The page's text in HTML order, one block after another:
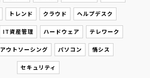
トレンド クラウド ヘルプデスク
IT資産管理 ハードウェア テレワーク
アウトソーシング パソコン 情シス
セキュリティ